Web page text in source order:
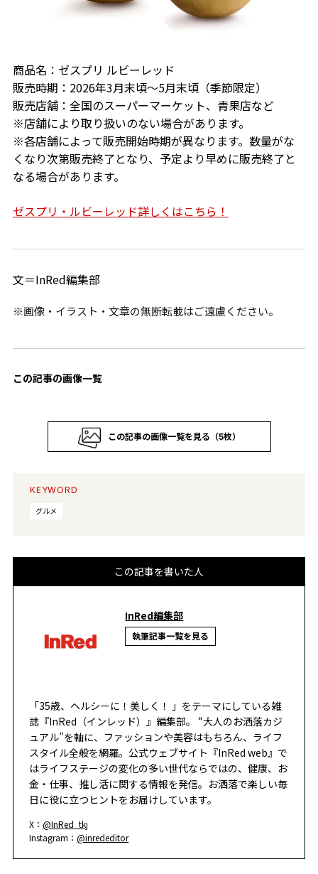
商品名：ゼスプリ ルビーレッド
販売時期：2026年3月末頃～5月末頃（季節限定）
販売店舗：全国のスーパーマーケット、青果店など
※店舗により取り扱いのない場合があります。
※各店舗によって販売開始時期が異なります。数量がな
くなり次第販売終了となり、予定より早めに販売終了と
なる場合があります。
ゼスプリ・ルビーレッド詳しくはこちら！
文＝InRed編集部
※画像・イラスト・文章の無断転載はご遠慮ください。
この記事の画像一覧
この記事の画像一覧を見る（5枚）
KEYWORD
グルメ
この記事を書いた人
InRed編集部
執筆記事一覧を見る
「35歳、ヘルシーに！美しく！ 」をテーマにしている雑
誌『InRed（インレッド）』編集部。 “大人のお洒落カジ
ュアル”を軸に、ファッションや美容はもちろん、ライフ
スタイル全般を網羅。公式ウェブサイト『InRed web』で
はライフステージの変化の多い世代ならではの、健康、お
金・仕事、推し活に関する情報を発信。お洒落で楽しい毎
日に役に立つヒントをお届けしています。
X：@InRed_tkj
Instagram：@inrededitor